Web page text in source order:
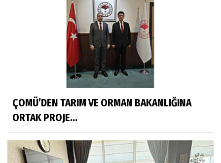
ÇOMÜ’DEN TARIM VE ORMAN BAKANLIĞINA
ORTAK PROJE...